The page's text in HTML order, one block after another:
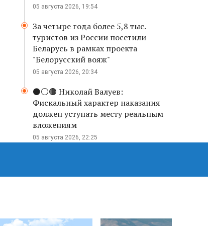
05 августа 2026, 19:54
За четыре года более 5,8 тыс.
туристов из России посетили
Беларусь в рамках проекта
"Белорусский вояж"
05 августа 2026, 20:34
⚫️⚪️🟤 Николай Валуев:
Фискальный характер наказания
должен уступать месту реальным
вложениям
05 августа 2026, 22:25